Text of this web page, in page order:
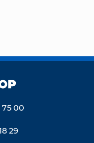
75 00
29